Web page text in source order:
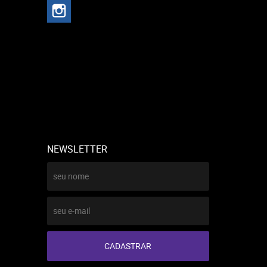
NEWSLETTER
CADASTRAR